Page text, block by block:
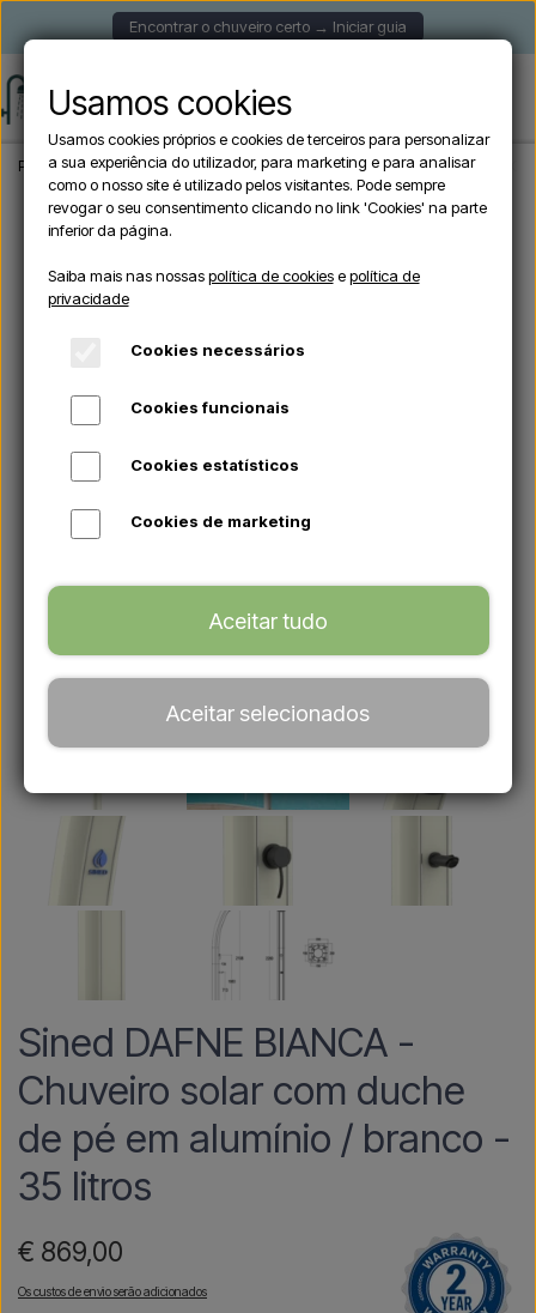
Encontrar o chuveiro certo → Iniciar guia
Página inicial Chuveiros de jardim Chuveiros solares Sined DAFNE
Sined DAFNE BIANCA -
Chuveiro solar com duche
de pé em alumínio / branco -
35 litros
€ 869,00
Os custos de envio serão adicionados
Usamos cookies
Usamos cookies próprios e cookies de terceiros para personalizar
a sua experiência do utilizador, para marketing e para analisar
como o nosso site é utilizado pelos visitantes. Pode sempre
revogar o seu consentimento clicando no link 'Cookies' na parte
inferior da página.
Saiba mais nas nossaspolítica de cookiesepolítica de
privacidade
Cookies necessários
Cookies funcionais
Cookies estatísticos
Cookies de marketing
Aceitar tudo
Aceitar selecionados